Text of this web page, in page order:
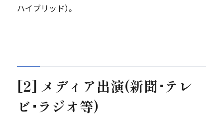
ハイブリッド）。
[2] メディア出演(新聞･テレ
ビ･ラジオ等)